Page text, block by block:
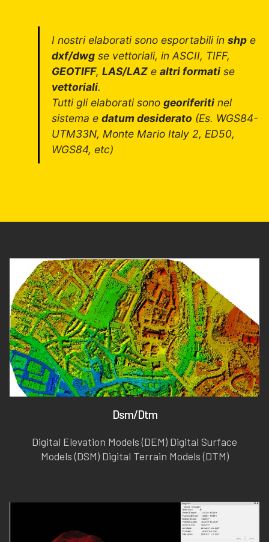
I nostri elaborati sono esportabili in shp e
dxf/dwg se vettoriali, in ASCII, TIFF,
GEOTIFF, LAS/LAZ e altri formati se
vettoriali.
Tutti gli elaborati sono georiferiti nel
sistema e datum desiderato (Es. WGS84-
UTM33N, Monte Mario Italy 2, ED50,
WGS84, etc)
Dsm/Dtm
Digital Elevation Models (DEM) Digital Surface
Models (DSM) Digital Terrain Models (DTM)